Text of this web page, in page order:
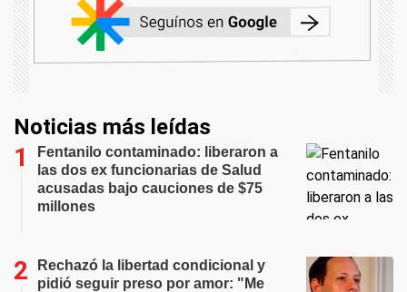
Noticias más leídas
Fentanilo contaminado: liberaron a
las dos ex funcionarias de Salud
acusadas bajo cauciones de $75
millones
Rechazó la libertad condicional y
pidió seguir preso por amor: "Me